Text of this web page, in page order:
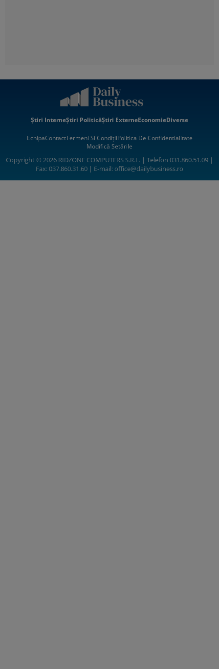
Știri InterneȘtiri PoliticăȘtiri ExterneEconomieDiverse
EchipaContactTermeni Si CondițiiPolitica De Confidentialitate
Modifică Setările
Copyright © 2026 RIDZONE COMPUTERS S.R.L. | Telefon 031.860.51.09 |
Fax: 037.860.31.60 | E-mail:office@dailybusiness.ro